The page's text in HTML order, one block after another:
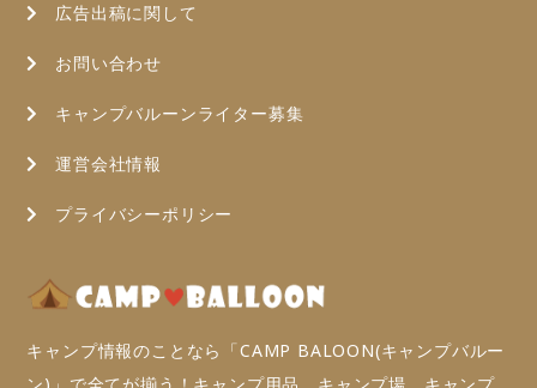
広告出稿に関して
お問い合わせ
キャンプバルーンライター募集
運営会社情報
プライバシーポリシー
キャンプ情報のことなら「CAMP BALOON(キャンプバルー